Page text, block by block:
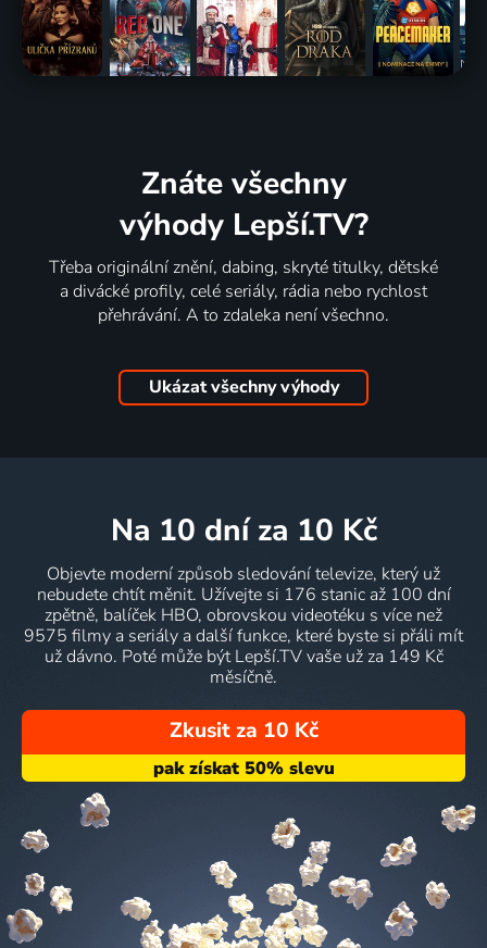
Znáte všechny
výhody Lepší.TV?
Třeba originální znění, dabing, skryté titulky, dětské
a divácké profily, celé seriály, rádia nebo rychlost
přehrávání. A to zdaleka není všechno.
Ukázat všechny výhody
na 10 dní za 10 Kč
Objevte moderní způsob sledování televize, který už
nebudete chtít měnit. Užívejte si 176 stanic až 100 dní
zpětně, balíček HBO, obrovskou videotéku s více než
9575 filmy a seriály a další funkce, které byste si přáli mít
už dávno. Poté může být Lepší.TV vaše už za 149 Kč
měsíčně.
Zkusit za 10 Kč